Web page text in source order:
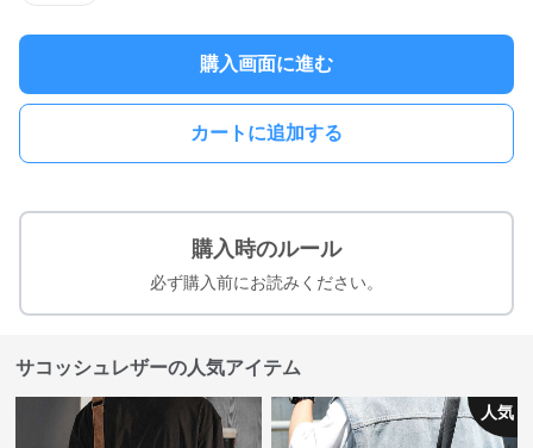
購入画面に進む
カートに追加する
購入時のルール
必ず購入前にお読みください。
サコッシュレザーの人気アイテム
人気